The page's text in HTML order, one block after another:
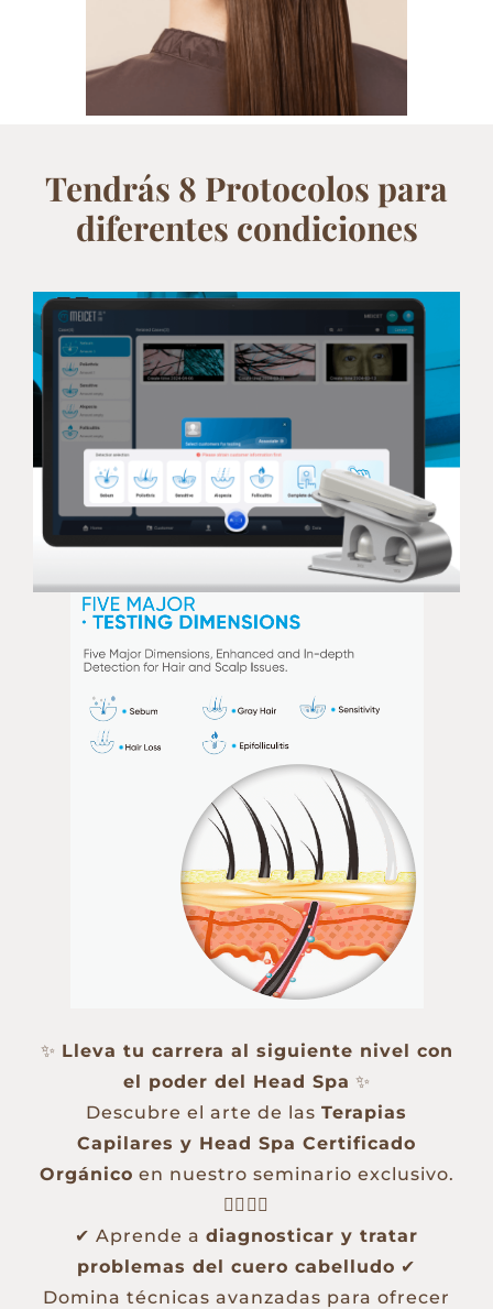
Tendrás 8 Protocolos para
diferentes condiciones
✨ Lleva tu carrera al siguiente nivel con
el poder del Head Spa ✨
Descubre el arte de las Terapias
Capilares y Head Spa Certificado
Orgánico en nuestro seminario exclusivo.
🧖‍♀️💆‍♂️
✔ Aprende a diagnosticar y tratar
problemas del cuero cabelludo ✔
Domina técnicas avanzadas para ofrecer